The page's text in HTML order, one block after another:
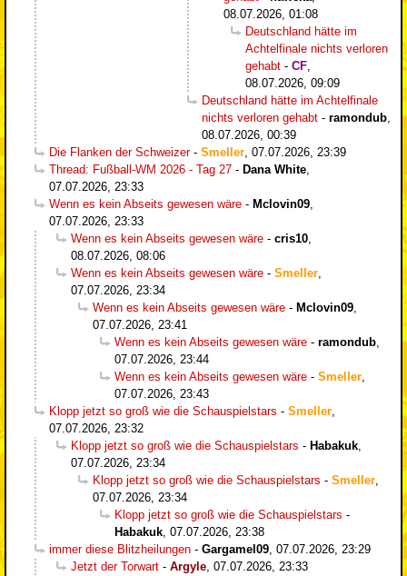
08.07.2026, 01:08
Deutschland hätte im
Achtelfinale nichts verloren
gehabt - CF,
08.07.2026, 09:09
Deutschland hätte im Achtelfinale
nichts verloren gehabt - ramondub,
08.07.2026, 00:39
Die Flanken der Schweizer- Smeller, 07.07.2026, 23:39
Thread: Fußball-WM 2026 - Tag 27 - Dana White,
07.07.2026, 23:33
Wenn es kein Abseits gewesen wäre - Mclovin09,
07.07.2026, 23:33
Wenn es kein Abseits gewesen wäre - cris10,
08.07.2026, 08:06
Wenn es kein Abseits gewesen wäre - Smeller,
07.07.2026, 23:34
Wenn es kein Abseits gewesen wäre - Mclovin09,
07.07.2026, 23:41
Wenn es kein Abseits gewesen wäre - ramondub,
07.07.2026, 23:44
Wenn es kein Abseits gewesen wäre - Smeller,
07.07.2026, 23:43
Klopp jetzt so groß wie die Schauspielstars - Smeller,
07.07.2026, 23:32
Klopp jetzt so groß wie die Schauspielstars - Habakuk,
07.07.2026, 23:34
Klopp jetzt so groß wie die Schauspielstars - Smeller,
07.07.2026, 23:34
Klopp jetzt so groß wie die Schauspielstars -
Habakuk, 07.07.2026, 23:38
immer diese Blitzheilungen - Gargamel09, 07.07.2026, 23:29
Jetzt der Torwart - Argyle, 07.07.2026, 23:33